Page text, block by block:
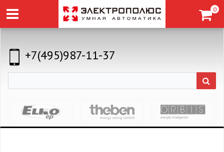
0
+7(495)987-11-37